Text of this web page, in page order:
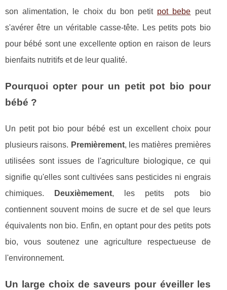
son alimentation, le choix du bon petit pot bebe peut
s'avérer être un véritable casse-tête. Les petits pots bio
pour bébé sont une excellente option en raison de leurs
bienfaits nutritifs et de leur qualité.
Pourquoi opter pour un petit pot bio pour
bébé ?
Un petit pot bio pour bébé est un excellent choix pour
plusieurs raisons. Premièrement, les matières premières
utilisées sont issues de l'agriculture biologique, ce qui
signifie qu'elles sont cultivées sans pesticides ni engrais
chimiques.
Deuxièmement, les petits pots bio
contiennent souvent moins de sucre et de sel que leurs
équivalents non bio. Enfin, en optant pour des petits pots
bio, vous soutenez une agriculture respectueuse de
l'environnement.
Un large choix de saveurs pour éveiller les